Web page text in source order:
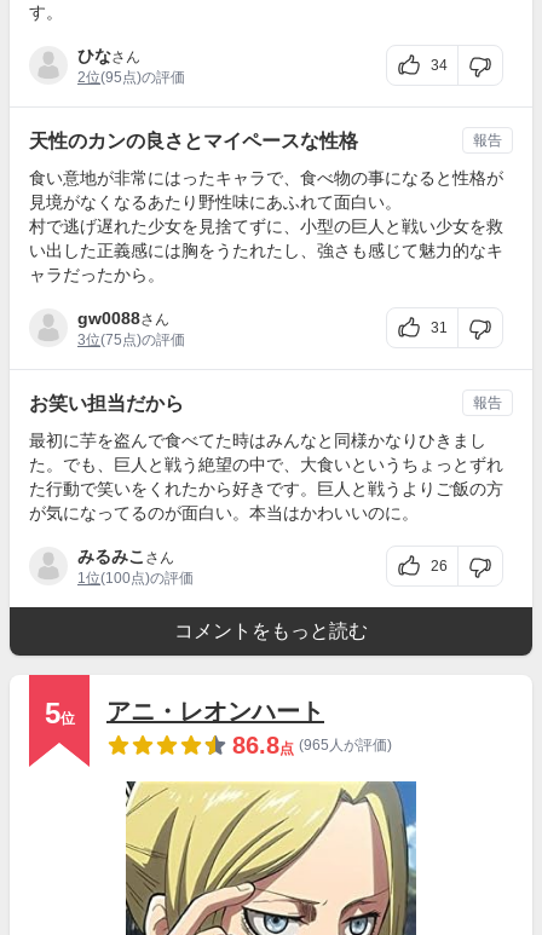
す。
ひなさん
2位(95点)の評価
34
天性のカンの良さとマイペースな性格
食い意地が非常にはったキャラで、食べ物の事になると性格が
見境がなくなるあたり野性味にあふれて面白い。
村で逃げ遅れた少女を見捨てずに、小型の巨人と戦い少女を救
い出した正義感には胸をうたれたし、強さも感じて魅力的なキ
ャラだったから。
gw0088さん
3位(75点)の評価
31
報告
お笑い担当だから
最初に芋を盗んで食べてた時はみんなと同様かなりひきまし
た。でも、巨人と戦う絶望の中で、大食いというちょっとずれ
た行動で笑いをくれたから好きです。巨人と戦うよりご飯の方
が気になってるのが面白い。本当はかわいいのに。
みるみこ さん
1位(100点)の評価
26
報告
コメントをもっと読む
5位
アニ・レオンハート
86.8点 (965人が評価)